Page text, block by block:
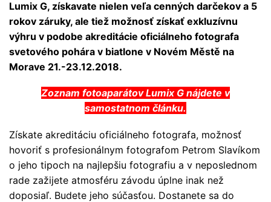
Lumix G, získavate nielen veľa cenných darčekov a 5
rokov záruky, ale tiež možnosť získať exkluzívnu
výhru v podobe akreditácie oficiálneho fotografa
svetového pohára v biatlone v Novém Městě na
Morave 21.-23.12.2018.
Zoznam fotoaparátov Lumix G nájdete v
samostatnom článku.
Získate akreditáciu oficiálneho fotografa, možnosť
hovoriť s profesionálnym fotografom Petrom Slavíkom
o jeho tipoch na najlepšiu fotografiu a v neposlednom
rade zažijete atmosféru závodu úplne inak než
doposiaľ. Budete jeho súčasťou. Dostanete sa do